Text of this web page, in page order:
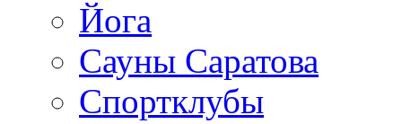
Йога
Сауны Саратова
Спортклубы